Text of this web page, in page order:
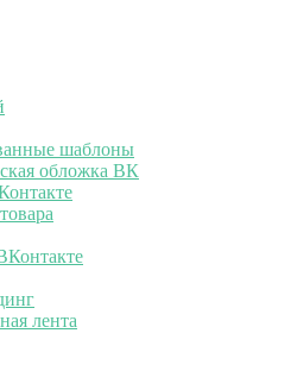
шаблоны
обложка ВК
лента